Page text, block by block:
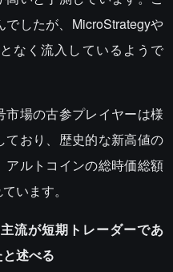
したが、MicroStrategyや
なく流入しているようで
場の古参プレイヤーは様
おり、歴史的な新高値の
ルトコインの総時価総額
います。
流が短期トレーダーであ
述べる